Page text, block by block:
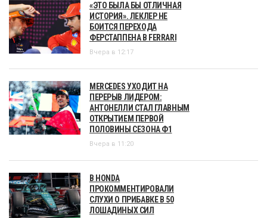
«ЭТО БЫЛА БЫ ОТЛИЧНАЯ
ИСТОРИЯ». ЛЕКЛЕР НЕ
БОИТСЯ ПЕРЕХОДА
ФЕРСТАППЕНА В FERRARI
Вчера в 12:17
MERCEDES УХОДИТ НА
ПЕРЕРЫВ ЛИДЕРОМ:
АНТОНЕЛЛИ СТАЛ ГЛАВНЫМ
ОТКРЫТИЕМ ПЕРВОЙ
ПОЛОВИНЫ СЕЗОНА Ф1
Вчера в 11:20
В HONDA
ПРОКОММЕНТИРОВАЛИ
СЛУХИ О ПРИБАВКЕ В 50
ЛОШАДИНЫХ СИЛ